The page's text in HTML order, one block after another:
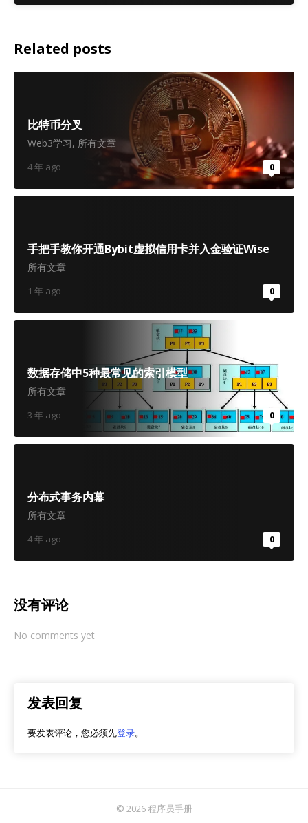
Related posts
比特币分叉
Web3学习, 所有文章
4 年 ago 0
手把手教你开通Bybit虚拟信用卡并入金验证Wise
所有文章
1 年 ago 0
数据存储中5种最常见的索引模型
所有文章
3 年 ago 0
分布式事务内幕
所有文章
4 年 ago 0
没有评论
No comments yet
发表回复
要发表评论，您必须先登录。
© 2026 程序员手册